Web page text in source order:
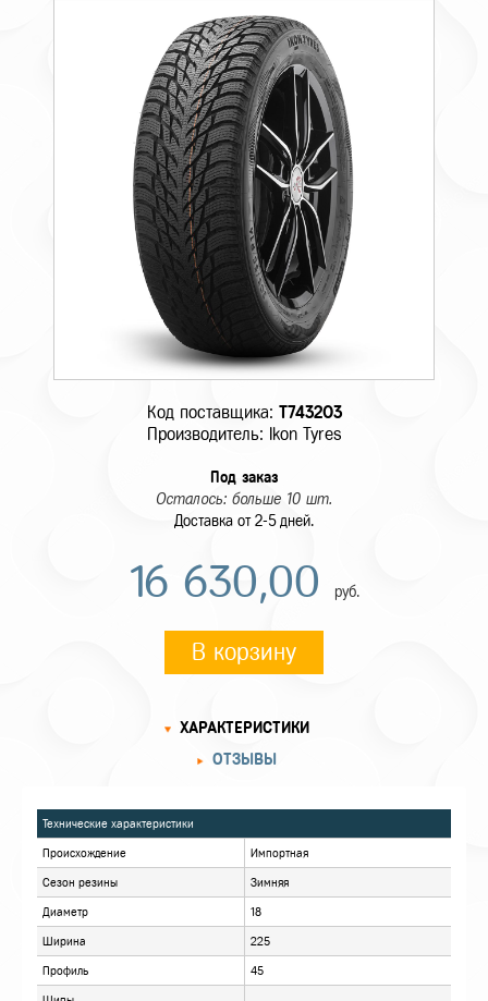
Код поставщика: T743203
Производитель: Ikon Tyres
Под заказ
Осталось: больше 10 шт.
Доставка от 2-5 дней.
16 630,00 руб.
В корзину
ХАРАКТЕРИСТИКИ
ОТЗЫВЫ